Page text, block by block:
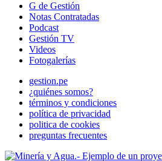
G de Gestión
Notas Contratadas
Podcast
Gestión TV
Videos
Fotogalerías
gestion.pe
¿quiénes somos?
términos y condiciones
política de privacidad
politica de cookies
preguntas frecuentes